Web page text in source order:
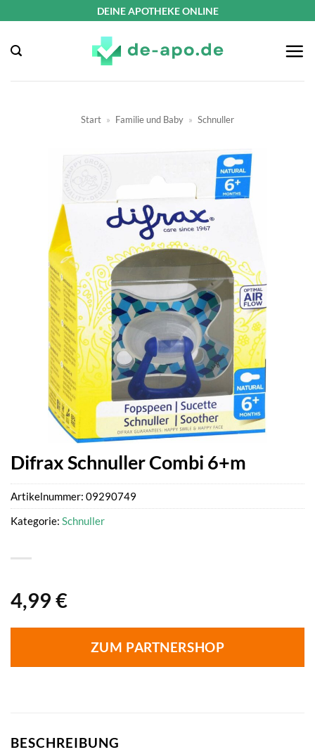
springen
DEINE APOTHEKE ONLINE
Start » Familie und Baby » Schnuller
Difrax Schnuller Combi 6+m
4,99 €
ZUM PARTNERSHOP
Artikelnummer: 09290749
Kategorie: Schnuller
BESCHREIBUNG